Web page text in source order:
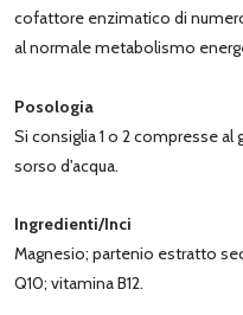
cofattore enzimatico di
al normale metabolismo
Posologia
Si consiglia 1 o 2 compresse al
sorso d'acqua.
Ingredienti/Inci
Magnesio; partenio estratto
Q10; vitamina B12.